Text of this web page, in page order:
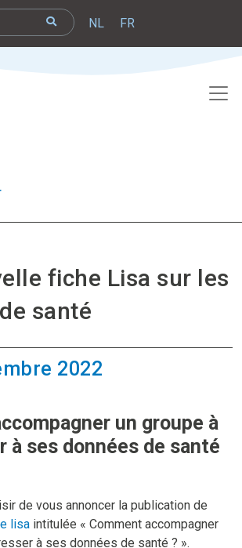
NL FR
fiche Lisa sur les
santé
2022
un groupe à
à ses données de santé
de vous annoncer la publication de
lisa intitulée « Comment accompagner
à ses données de santé ? ».